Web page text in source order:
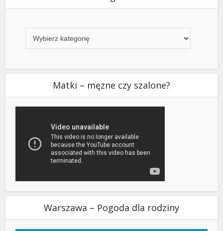
Matki – męzne czy szalone?
Warszawa – Pogoda dla rodziny